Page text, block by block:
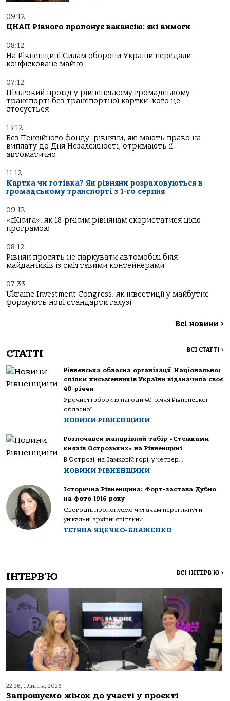
09:12
ЦНАП Рівного пропонує вакансію: які вимоги
08:12
На Рівненщині Силам оборони України передали
конфісковане майно
07:12
Пільговий проїзд у рівненському громадському
транспорті без транспортної картки: кого це
стосується
13:12
Без Пенсійного фонду: рівняни, які мають право на
виплату до Дня Незалежності, отримають її
автоматично
11:12
Картка чи готівка? Як рівняни розраховуються в
громадському транспорті з 1-го серпня
09:12
«єКнига»: як 18-річним рівнянам скористатися цією
програмою
08:12
Рівнян просять не паркувати автомобілі біля
майданчиків із сміттєвими контейнерами
07:33
Ukraine Investment Congress: як інвестиції у майбутнє
формують нові стандарти галузі
Всі новини >
СТАТТІ ВСІ СТАТТІ >
Рівненська обласна організації Національної
спілки письменників України відзначила своє
40-річчя
Урочисті збори із нагоди 40-річчя Рівненської
обласної...
НОВИНИ РІВНЕНЩИНИ
Розпочався мандрівний табір «Стежками
князів Острозьких» на Рівненщині
В Острозі, на Замковій горі, у четвер...
НОВИНИ РІВНЕНЩИНИ
Історична Рівненщина: Форт-застава Дубно
на фото 1916 року
Сьогодні пропонуємо читачам переглянути
унікальні архівні світлини...
ТЕТЯНА ЯЦЕЧКО-БЛАЖЕНКО
ІНТЕРВ'Ю ВСІ ІНТЕРВ'Ю >
22:26, 1 Липня, 2026
Запрошуємо жінок до участі у проєкті